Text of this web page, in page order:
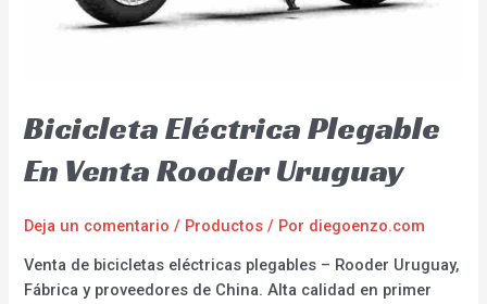
Bicicleta Eléctrica Plegable
En Venta Rooder Uruguay
Deja un comentario / Productos / Por diegoenzo.com
Venta de bicicletas eléctricas plegables – Rooder Uruguay,
Fábrica y proveedores de China. Alta calidad en primer